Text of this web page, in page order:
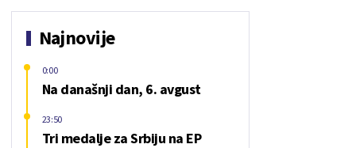
Najnovije
Na današnji dan, 6. avgust
0:00
Tri medalje za Srbiju na EP
23:50